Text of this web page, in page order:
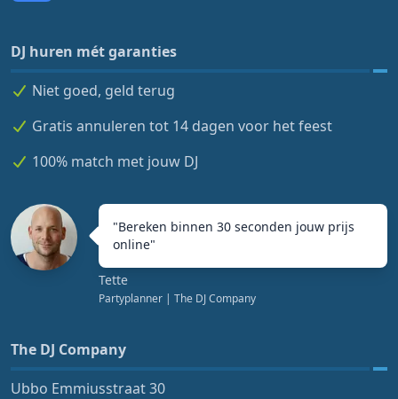
DJ huren mét garanties
Niet goed, geld terug
Gratis annuleren tot 14 dagen voor het feest
100% match met jouw DJ
"Bereken binnen 30 seconden jouw prijs
online"
Tette
Partyplanner | The DJ Company
The DJ Company
Ubbo Emmiusstraat 30